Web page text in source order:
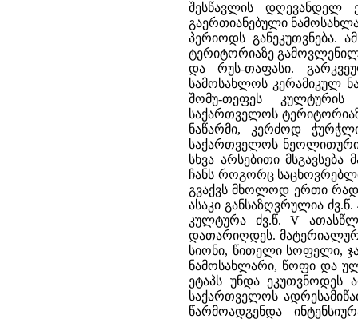
შესწავლის დღევანდელ
გაერთიანებული
პერიოდს განეკუთვნება.
ტერიტორიაზე
და რუს-თაფასი.
სამოსახლოს კერამიკულ
შომუ-თეფეს
საქართველოს
ნაწარმი, კერძოდ
საქართველოს ნეოლითური
სხვა არსებითი მსგავსება
ჩანს როგორც
გვაქვს მხოლოდ ერთი
ასაკი განსაზღვრულია
კულტურა ძვ.წ. V
დათარიღდეს.
სიონი, წითელი სოფელი,
ნამოსახლარი, წოფი და
ეტაპს უნდა ეკუთვნოდეს
საქართველოს
წარმოადგენდა